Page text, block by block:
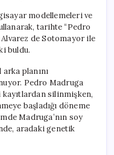
modellemeleri ve
tarihte “Pedro
de Sotomayor ile
buldu.
planını
Pedro Madruga
kayıtlardan silinmişken,
başladığı döneme
Madruga’nın soy
aradaki genetik